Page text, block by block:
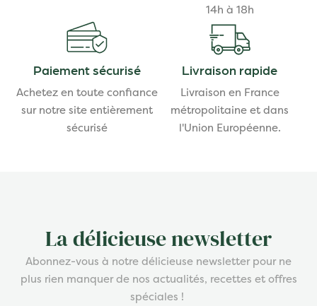
14h à 18h
Paiement sécurisé
Achetez en toute confiance
sur notre site entièrement
sécurisé
Livraison rapide
Livraison en France
métropolitaine et dans
l'Union Européenne.
La délicieuse newsletter
Abonnez-vous à notre délicieuse newsletter pour ne
plus rien manquer de nos actualités, recettes et offres
spéciales !